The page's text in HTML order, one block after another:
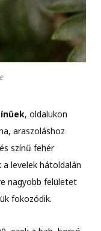
, oldalukon
araszoláshoz
színű fehér
a levelek hátoldalán
nagyobb felületet
fokozódik.